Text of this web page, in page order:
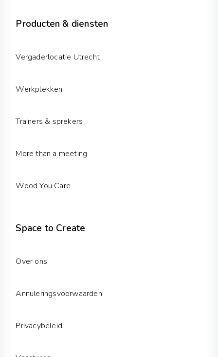
Producten & diensten
Vergaderlocatie Utrecht
Werkplekken
Trainers & sprekers
More than a meeting
Wood You Care
Space to Create
Over ons
Annuleringsvoorwaarden
Privacybeleid
d g
m